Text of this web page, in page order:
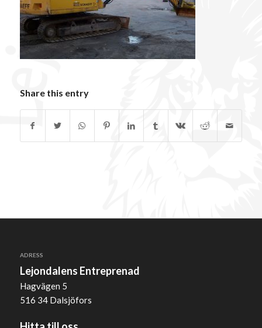
Share this entry
ADRESS
Lejondalens Entreprenad
Hagvägen 5
516 34 Dalsjöfors